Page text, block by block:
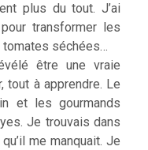
plus du tout. J’ai
transformer les
tomates séchées…
être une vraie
tout à apprendre. Le
et les gourmands
Je trouvais dans
me manquait. Je